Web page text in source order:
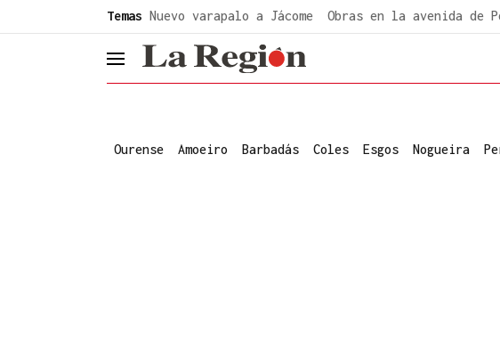
Temas Nuevo varapalo a Jácome Obras en la avenida de
header.menu.open
Ourense Amoeiro Barbadás Coles Esgos Nogueira